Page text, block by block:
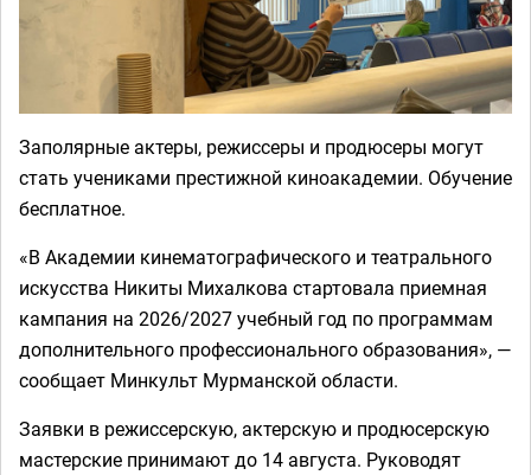
Заполярные актеры, режиссеры и продюсеры могут
стать учениками престижной киноакадемии. Обучение
бесплатное.
«В Академии кинематографического и театрального
искусства Никиты Михалкова стартовала приемная
кампания на 2026/2027 учебный год по программам
дополнительного профессионального образования», —
сообщает Минкульт Мурманской области.
Заявки в режиссерскую, актерскую и продюсерскую
мастерские принимают до 14 августа. Руководят